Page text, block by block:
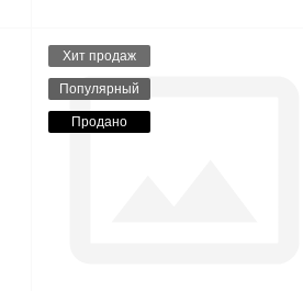
Хит продаж
Популярный
Продано